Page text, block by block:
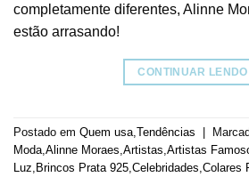
completamente diferentes, Alinne
estão arrasando!
CONTINUAR LENDO
Postado em Quem usa Tendências
Moda Alinne Moraes Artistas Artistas
Luz Brincos Prata 925 Celebridades Colares